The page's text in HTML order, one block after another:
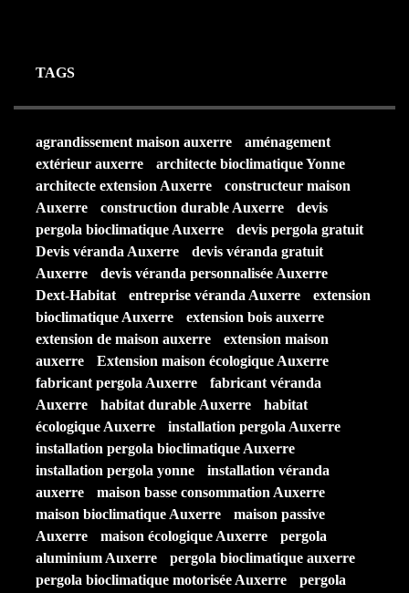
TAGS
agrandissement maison auxerre
aménagement
extérieur auxerre
architecte bioclimatique Yonne
architecte extension Auxerre
constructeur maison
Auxerre
construction durable Auxerre
devis
pergola bioclimatique Auxerre
devis pergola gratuit
Devis véranda Auxerre
devis véranda gratuit
Auxerre
devis véranda personnalisée Auxerre
Dext-Habitat
entreprise véranda Auxerre
extension
bioclimatique Auxerre
extension bois auxerre
extension de maison auxerre
extension maison
auxerre
Extension maison écologique Auxerre
fabricant pergola Auxerre
fabricant véranda
Auxerre
habitat durable Auxerre
habitat
écologique Auxerre
installation pergola Auxerre
installation pergola bioclimatique Auxerre
installation pergola yonne
installation véranda
auxerre
maison basse consommation Auxerre
maison bioclimatique Auxerre
maison passive
Auxerre
maison écologique Auxerre
pergola
aluminium Auxerre
pergola bioclimatique auxerre
pergola bioclimatique motorisée Auxerre
pergola